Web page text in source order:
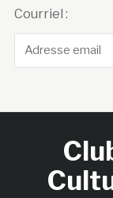
Courriel :